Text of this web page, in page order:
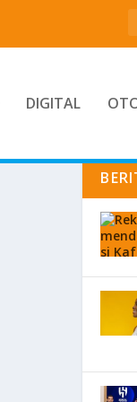
DIGITAL